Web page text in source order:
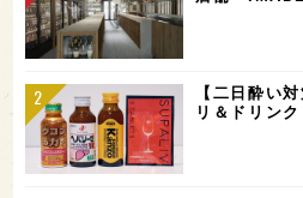
【二日酔い
リ＆ドリン